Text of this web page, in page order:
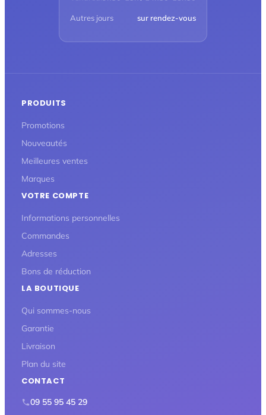
Autres jours sur rendez-vous
PRODUITS
Promotions
Nouveautés
Meilleures ventes
Marques
VOTRE COMPTE
Informations personnelles
Commandes
Adresses
Bons de réduction
LA BOUTIQUE
Qui sommes-nous
Garantie
Livraison
Plan du site
CONTACT
09 55 95 45 29